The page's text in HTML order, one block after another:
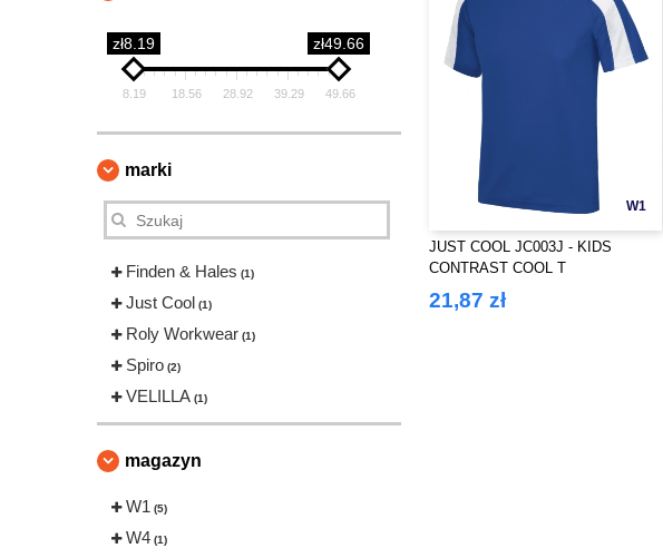
zł8.19 zł49.66
8.19 18.56 28.92 39.29 49.66
marki
Finden & Hales (1)
Just Cool (1)
Roly Workwear (1)
Spiro (2)
VELILLA (1)
magazyn
W1 (5)
W4 (1)
W1
JUST COOL JC003J - KIDS
CONTRAST COOL T
21,87 zł